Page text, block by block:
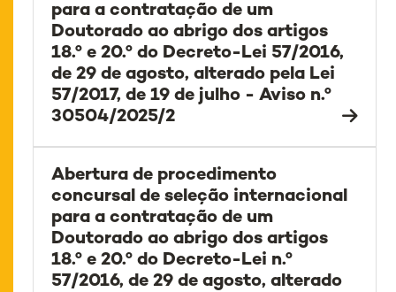
para a contratação de um
Doutorado ao abrigo dos artigos
18.º e 20.º do Decreto-Lei 57/2016,
de 29 de agosto, alterado pela Lei
57/2017, de 19 de julho - Aviso n.º
30504/2025/2
Abertura de procedimento
concursal de seleção internacional
para a contratação de um
Doutorado ao abrigo dos artigos
18.º e 20.º do Decreto-Lei n.º
57/2016, de 29 de agosto, alterado